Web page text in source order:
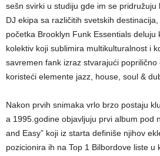
sešn svirki u studiju gde im se pridružuju
DJ ekipa sa različitih svetskih
početka Brooklyn Funk Essentials deluju
kolektiv koji sublimira multikulturalnost i
savremen fank izraz stvarajući poprilično
koristeći elemente jazz, house, soul &
Nakon prvih snimaka vrlo brzo postaju
a 1995.godine objavljuju prvi album pod
and Easy” koji iz starta definiše njihov
pozicionira ih na Top 1 Bilbordove liste u